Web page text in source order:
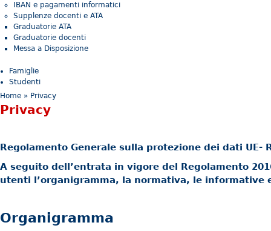
IBAN e pagamenti informatici
Supplenze docenti e ATA
Graduatorie ATA
Graduatorie docenti
Messa a Disposizione
Famiglie
Studenti
Tu sei qui
Home » Privacy
Privacy
Regolamento Generale sulla protezione dei dati UE-
A seguito dell’entrata in vigore del Regolamento
utenti l’organigramma, la normativa, le informative
Organigramma